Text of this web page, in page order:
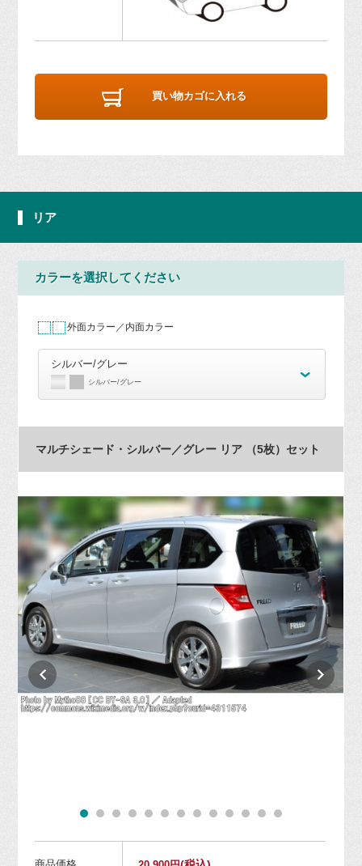
買い物カゴに入れる
リア
カラーを選択してください
外面カラー／内面カラー
シルバー/グレー
シルバー/グレー
マルチシェード・シルバー／グレー リア （5枚）セット